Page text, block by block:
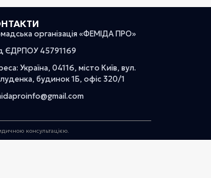
організація «ФЕМІДА ПРО»
ЄДРПОУ 45791169
Україна, 04116, місто Київ, вул.
будинок 1Б, офіс 320/1
консультацією.